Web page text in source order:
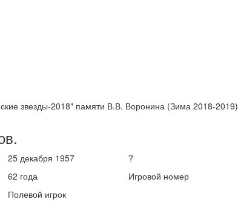
звезды-2018" памяти В.В. Воронина (Зима 2018-2019)
.
25 декабря 1957
62 года
Полевой игрок
?
Игровой номер